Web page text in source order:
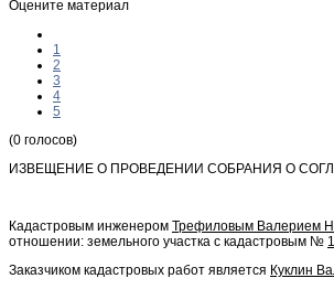
Оцените материал
1
2
3
4
5
(0 голосов)
ИЗВЕЩЕНИЕ О ПРОВЕДЕНИИ СОБРАНИЯ О
Кадастровым инженером Трефиловым Валерием
отношении: земельного участка с кадастровым №
Заказчиком кадастровых работ является Куклин